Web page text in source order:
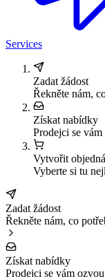
Services
Zadat žádost
Řekněte nám,
Získat nabídky
Prodejci se vám
Vytvořit
Vyberte si tu
Zadat žádost
Řekněte nám, co
Získat nabídky
Prodejci se vám ozvou